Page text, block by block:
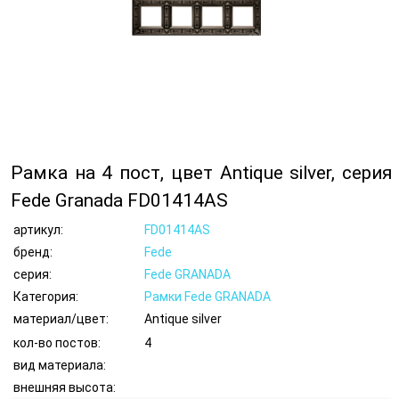
Рамка на 4 пост, цвет Antique silver, серия
Fede Granada FD01414AS
артикул:
FD01414AS
бренд:
Fede
серия:
Fede GRANADA
Категория:
Рамки Fede GRANADA
материал/цвет:
Antique silver
кол-во постов:
4
вид материала:
внешняя высота: